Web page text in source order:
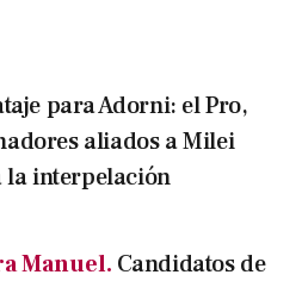
para Adorni: el Pro,
aliados a Milei
interpelación
Manuel. Candidatos de